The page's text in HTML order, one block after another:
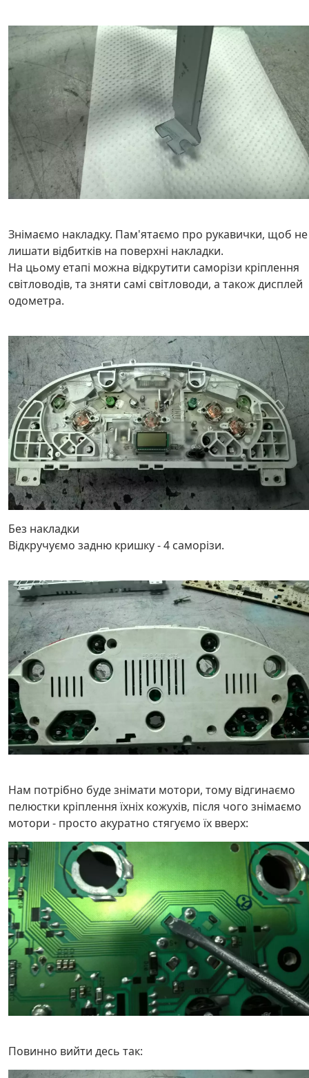
Знімаємо накладку. Пам'ятаємо про рукавички, щоб не
лишати відбитків на поверхні накладки.
На цьому етапі можна відкрутити саморізи кріплення
світловодів, та зняти самі світловоди, а також дисплей
одометра.
Без накладки
Відкручуємо задню кришку - 4 саморізи.
Нам потрібно буде знімати мотори, тому відгинаємо
пелюстки кріплення їхніх кожухів, після чого знімаємо
мотори - просто акуратно стягуємо їх вверх:
Повинно вийти десь так: